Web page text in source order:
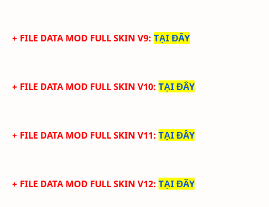
+ FILE DATA MOD FULL SKIN V9: TẠI ĐÂY
+ FILE DATA MOD FULL SKIN V10: TẠI ĐÂY
+ FILE DATA MOD FULL SKIN V11: TẠI ĐÂY
+ FILE DATA MOD FULL SKIN V12: TẠI ĐÂY